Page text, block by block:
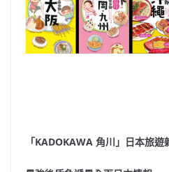
「KADOKAWA 角川」日本旅